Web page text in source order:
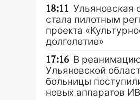
18:11 Ульяновская
стала пилотным
проекта
долголетие»
17:16 В
Ульяновской
больницы
новых аппаратов